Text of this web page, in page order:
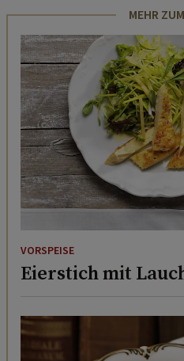
MEHR
VORSPEISE
Eierstich mit